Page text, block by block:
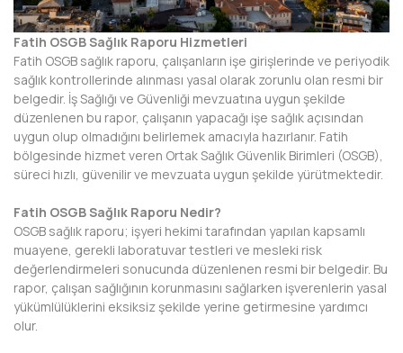
AKSARAY
AMASYA
ANTALYA
ARDAHAN
ARTVİN
BALIKESİR
BARTIN
BATMAN
Fatih OSGB Sağlık Raporu Hizmetleri
Fatih OSGB sağlık raporu, çalışanların işe girişlerinde ve periyodik
sağlık kontrollerinde alınması yasal olarak zorunlu olan resmi bir
belgedir. İş Sağlığı ve Güvenliği mevzuatına uygun şekilde
düzenlenen bu rapor, çalışanın yapacağı işe sağlık açısından
uygun olup olmadığını belirlemek amacıyla hazırlanır. Fatih
bölgesinde hizmet veren Ortak Sağlık Güvenlik Birimleri (OSGB),
süreci hızlı, güvenilir ve mevzuata uygun şekilde yürütmektedir.
Fatih OSGB Sağlık Raporu Nedir?
OSGB sağlık raporu; işyeri hekimi tarafından yapılan kapsamlı
muayene, gerekli laboratuvar testleri ve mesleki risk
değerlendirmeleri sonucunda düzenlenen resmi bir belgedir. Bu
rapor, çalışan sağlığının korunmasını sağlarken işverenlerin yasal
yükümlülüklerini eksiksiz şekilde yerine getirmesine yardımcı
olur.